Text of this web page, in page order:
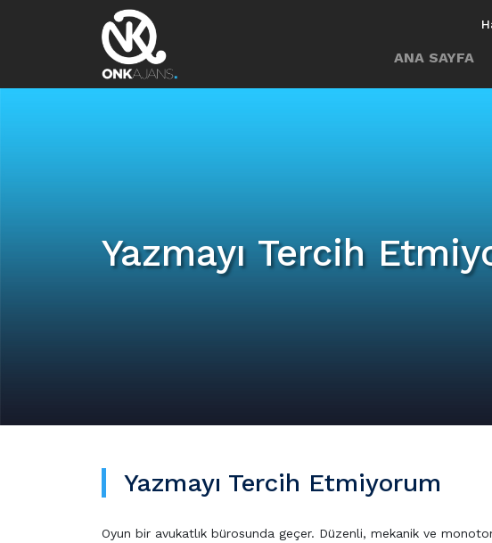
ANA SAYFA
Yazmayı Tercih
Yazmayı Tercih Etmiyorum
Oyun bir avukatlık bürosunda geçer. Düzenli, mekanik ve